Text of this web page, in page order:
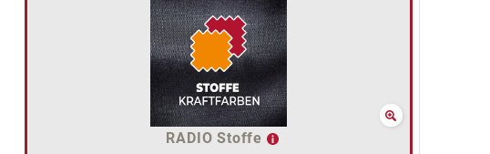
RADIO Stoffe